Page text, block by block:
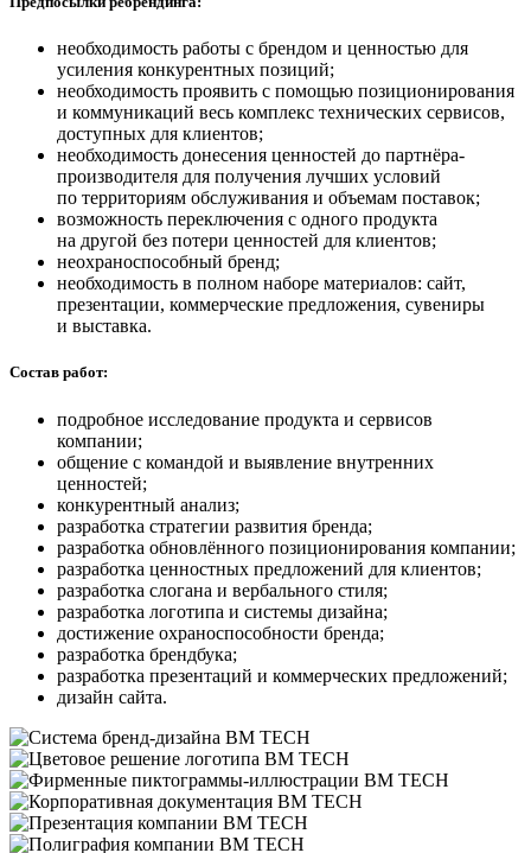
необходимость работы с брендом и ценностью для
усиления конкурентных позиций;
необходимость проявить с помощью позиционирования
и коммуникаций весь комплекс технических сервисов,
доступных для клиентов;
необходимость донесения ценностей до партнёра-
производителя для получения лучших условий
по территориям обслуживания и объемам поставок;
возможность переключения с одного продукта
на другой без потери ценностей для клиентов;
неохраноспособный бренд;
необходимость в полном наборе материалов: сайт,
презентации, коммерческие предложения, сувениры
и выставка.
Состав работ:
подробное исследование продукта и сервисов
компании;
общение с командой и выявление внутренних
ценностей;
конкурентный анализ;
разработка стратегии развития бренда;
разработка обновлённого позиционирования компании;
разработка ценностных предложений для клиентов;
разработка слогана и вербального стиля;
разработка логотипа и системы дизайна;
достижение охраноспособности бренда;
разработка брендбука;
разработка презентаций и коммерческих предложений;
дизайн сайта.